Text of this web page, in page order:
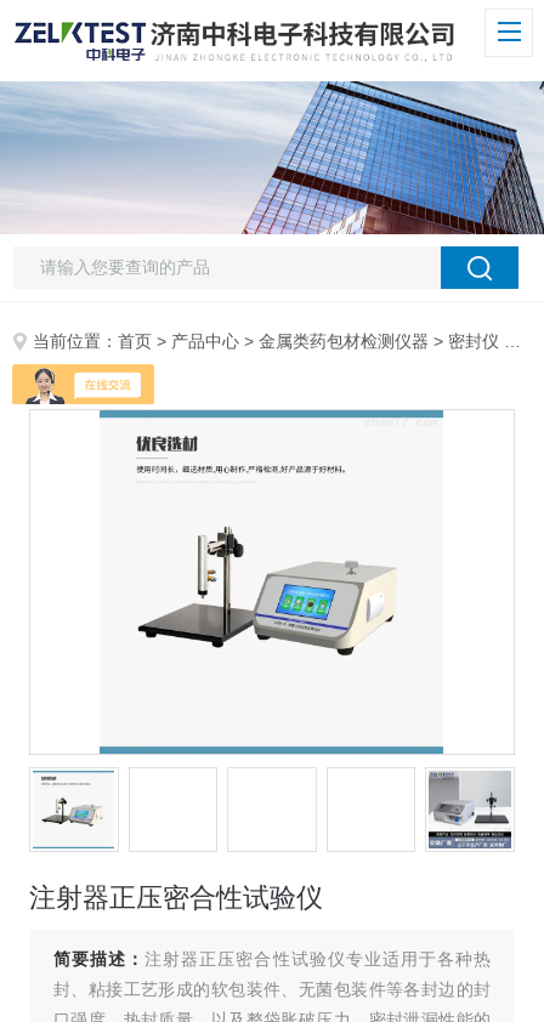
当前位置：首页 > 产品中心 >金属类药包材检测仪器 > 密封仪
注射器正压密合性试验仪
简要描述：注射器正压密合性试验仪专业适用于各种热
封、粘接工艺形成的软包装件、无菌包装件等各封边的封